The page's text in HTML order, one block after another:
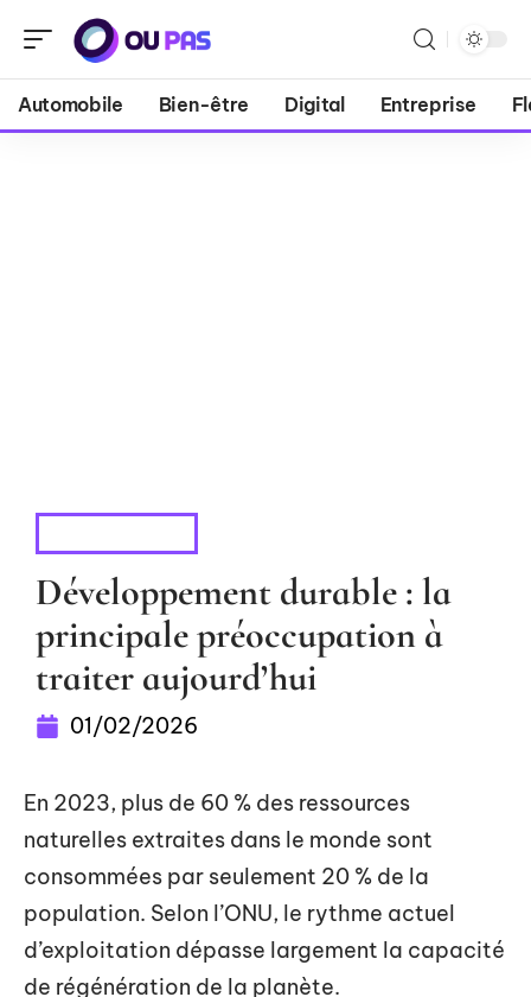
Automobile Bien-être Digital Entreprise
Développement durable : la
principale préoccupation à
traiter aujourd’hui
01/02/2026
En 2023, plus de 60 % des ressources
naturelles extraites dans le monde sont
consommées par seulement 20 % de la
population. Selon l’ONU, le rythme actuel
d’exploitation dépasse largement la capacité
de régénération de la planète.